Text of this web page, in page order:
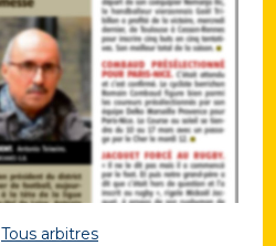
Tous arbitres